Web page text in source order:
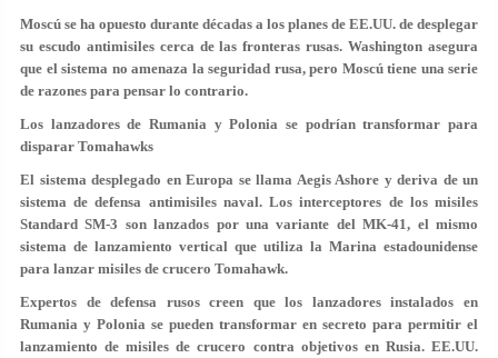
Moscú se ha opuesto durante décadas a los planes de EE.UU. de desplegar
su escudo antimisiles cerca de las fronteras rusas. Washington asegura
que el sistema no amenaza la seguridad rusa, pero Moscú tiene una serie
de razones para pensar lo contrario.
Los lanzadores de Rumania y Polonia se podrían transformar para
disparar Tomahawks
El sistema desplegado en Europa se llama Aegis Ashore y deriva de un
sistema de defensa antimisiles naval. Los interceptores de los misiles
Standard SM-3 son lanzados por una variante del MK-41, el mismo
sistema de lanzamiento vertical que utiliza la Marina estadounidense
para lanzar misiles de crucero Tomahawk.
Expertos de defensa rusos creen que los lanzadores instalados en
Rumania y Polonia se pueden transformar en secreto para permitir el
lanzamiento de misiles de crucero contra objetivos en Rusia. EE.UU.